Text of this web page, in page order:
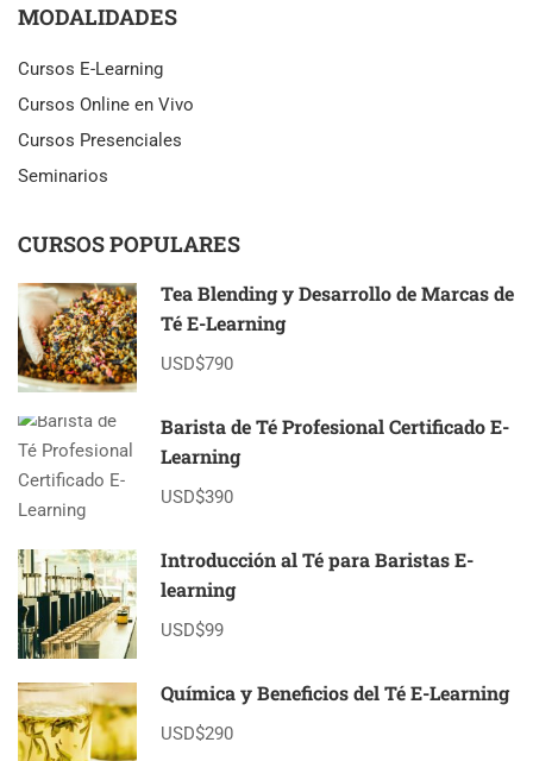
CIENTÍFICOS
DEFINE
DEL
TÉ
MODALIDADES
Cursos E-Learning
Cursos Online en Vivo
Cursos Presenciales
Seminarios
CURSOS POPULARES
Tea Blending y Desarrollo de Marcas de
Té E-Learning
USD$790
Barista de Té Profesional Certificado E-
Learning
USD$390
Introducción al Té para Baristas E-
learning
USD$99
Química y Beneficios del Té E-Learning
USD$290